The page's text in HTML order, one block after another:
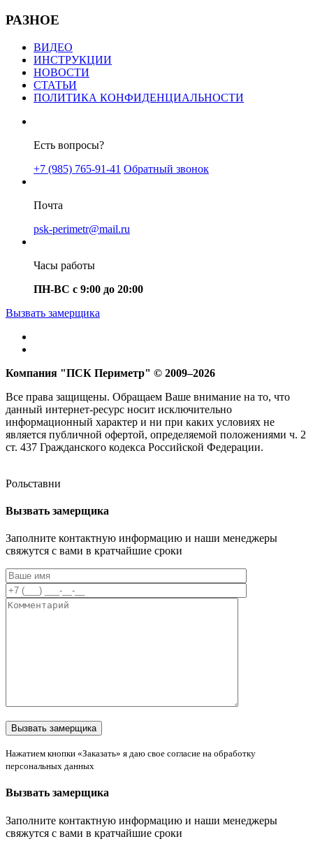
РАЗНОЕ
ВИДЕО
ИНСТРУКЦИИ
НОВОСТИ
СТАТЬИ
ПОЛИТИКА КОНФИДЕНЦИАЛЬНОСТИ
Есть вопросы?
+7 (985) 765-91-41 Обратный звонок
Почта
psk-perimetr@mail.ru
Часы работы
ПН-ВС с 9:00 до 20:00
Вызвать замерщика
Компания "ПСК Периметр" © 2009–2026
Все права защищены. Обращаем Ваше внимание на то, что
данный интернет-ресурс носит исключительно
информационный характер и ни при каких условиях не
является публичной офертой, определяемой положениями ч. 2
ст. 437 Гражданского кодекса Российской Федерации.
Рольставни
Вызвать замерщика
Заполните контактную информацию и наши менеджеры
свяжутся с вами в кратчайшие сроки
Нажатием кнопки «Заказать» я даю свое согласие на обработку
персональных данных
Вызвать замерщика
Заполните контактную информацию и наши менеджеры
свяжутся с вами в кратчайшие сроки